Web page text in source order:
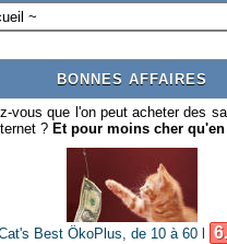
BONNES AFFAIRES
vous que l'on peut acheter des
? Et pour moins cher
Best ÖkoPlus, de 10 à 60 l